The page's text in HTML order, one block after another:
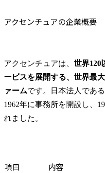
ロケーション フレキシビ
拠点を指定して応募する
地方拠点はリモートワー
アクセンチュアの求人情報
アクセンチュアの企業概要
アクセンチュアは、 世界120
ービスを展開する、世界最
ァームです。日本法人であ
1962年に事務所を開設し、
れました。
項目 内容